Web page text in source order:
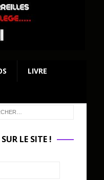
LIVRE
LE SITE !